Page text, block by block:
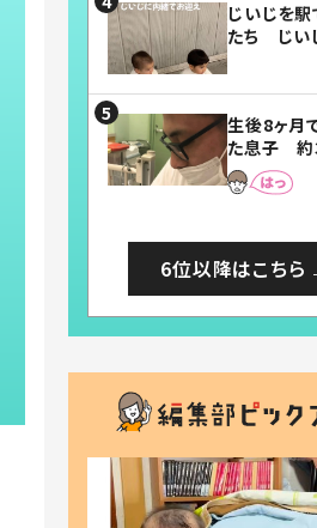
じいじを
たち じい
まらない」
れる」
生後8ヶ月
た息子 約
後、当時の
に書いてあ
6位以降はこちら